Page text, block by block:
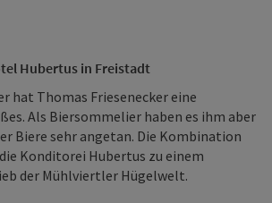
Hubertus in Freistadt
hat Thomas Friesenecker eine
Als Biersommelier haben es ihm aber
Biere sehr angetan. Die Kombination
Konditorei Hubertus zu einem
der Mühlviertler Hügelwelt.